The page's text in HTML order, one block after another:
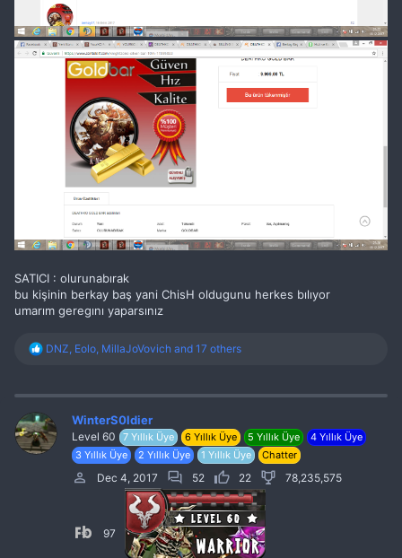
SATICI : olurunabırak
bu kişinin berkay baş yani ChisH oldugunu herkes bılıyor
umarım geregını yaparsınız
R
i
o
n
DNZ Eolo MillaJoVovich and 17 others
WinterS0ldier
Level 60 7 Yıllık Üye 6 Yıllık Üye 5 Yıllık Üye
4 Yıllık Üye
3 Yıllık Üye
2 Yıllık Üye 1 Yıllık Üye Chatter
Dec 4, 2017 52 22 78,235,575
97